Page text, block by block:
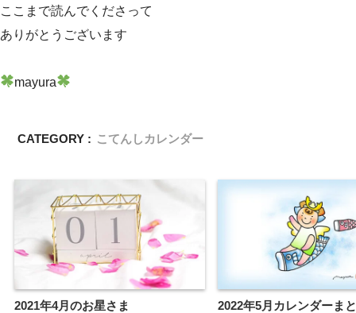
ここまで読んでくださって
ありがとうございます
mayura
CATEGORY : こてんしカレンダー
2021年4月のお星さま 2022年5月カレンダーま